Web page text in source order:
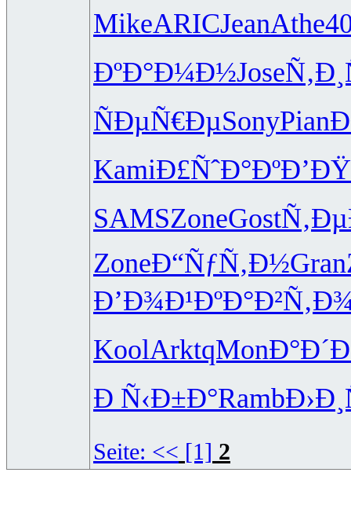
MikeARICJeanAthe
ÐºÐ°Ð¼Ð½Jose
ÑÐµÑ€ÐµSonyPian
KamiÐ£ÑˆÐ°Ðº
SAMSZoneGost
ZoneÐ“ÑƒÑ‚Ð½Gran
Ð’Ð¾Ð¹Ðº
KoolArktqMon
Ð Ñ‹Ð±Ð°Ramb
Seite: << [1] 2